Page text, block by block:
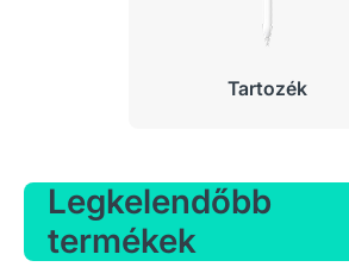
Tartozék
Legkelendőbb
termékek